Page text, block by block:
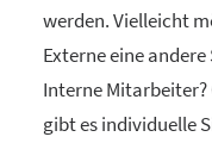
werden. Vielleicht
Externe eine
Interne
gibt es individuelle